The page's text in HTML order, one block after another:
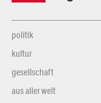
politik
kultur
gesellschaft
aus aller welt